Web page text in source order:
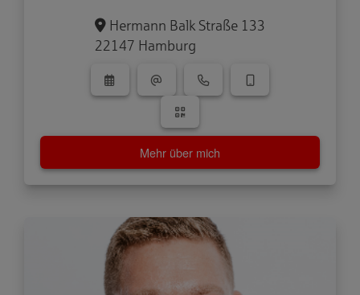
Hermann Balk Straße 133
22147 Hamburg
Mehr über mich